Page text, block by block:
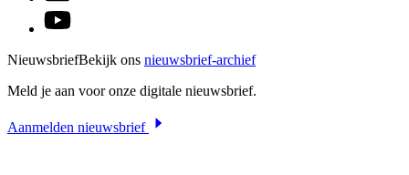
NieuwsbriefBekijk ons nieuwsbrief-archief
Meld je aan voor onze digitale nieuwsbrief.
Aanmelden nieuwsbrief